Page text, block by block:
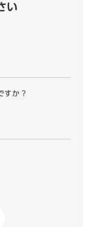
い
すか？